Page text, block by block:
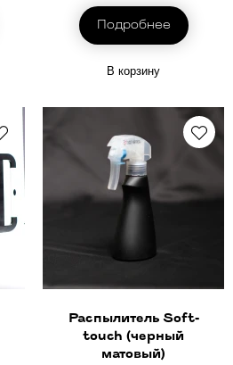
Подробнее
В корзину
Распылитель Soft-
touch (черный
матовый)